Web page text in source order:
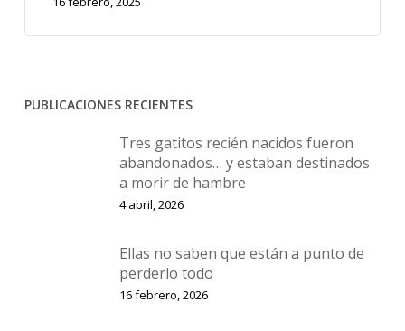
PUBLICACIONES RECIENTES
Tres gatitos recién nacidos fueron
abandonados… y estaban destinados
a morir de hambre
4 abril, 2026
Ellas no saben que están a punto de
perderlo todo
16 febrero, 2026